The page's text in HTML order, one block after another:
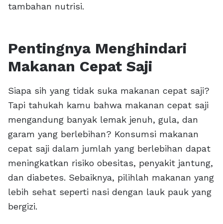
tambahan nutrisi.
Pentingnya Menghindari
Makanan Cepat Saji
Siapa sih yang tidak suka makanan cepat saji?
Tapi tahukah kamu bahwa makanan cepat saji
mengandung banyak lemak jenuh, gula, dan
garam yang berlebihan? Konsumsi makanan
cepat saji dalam jumlah yang berlebihan dapat
meningkatkan risiko obesitas, penyakit jantung,
dan diabetes. Sebaiknya, pilihlah makanan yang
lebih sehat seperti nasi dengan lauk pauk yang
bergizi.